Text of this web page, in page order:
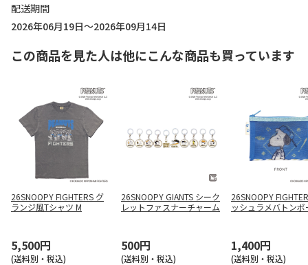
配送期間
2026年06月19日～2026年09月14日
この商品を見た人は他にこんな商品も買っています
26SNOOPY FIGHTERS グ
ランジ風Tシャツ M
5,500円
(送料別・税込)
26SNOOPY GIANTS シーク
レットファスナーチャーム
500円
(送料別・税込)
26SNOOPY
ッシュラメバトンポ
1,400円
(送料別・税込)